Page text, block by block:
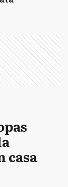
casa